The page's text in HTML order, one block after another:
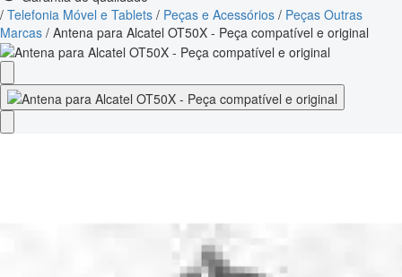
/ Telefonia Móvel e Tablets / Peças e Acessórios / Peças Outras
Marcas / Antena para Alcatel OT50X - Peça compatível e original